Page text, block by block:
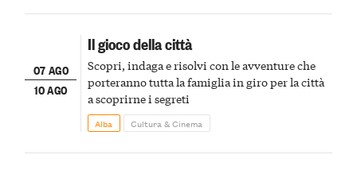
07 AGO
10 AGO
Il gioco della città
Scopri, indaga e risolvi con le avventure che
porteranno tutta la famiglia in giro per la città
a scoprirne i segreti
Alba Cultura & Cinema